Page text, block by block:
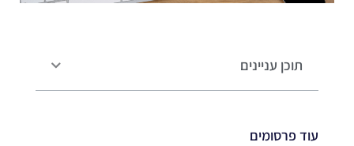
תוכן עניינים
עוד פרסומים